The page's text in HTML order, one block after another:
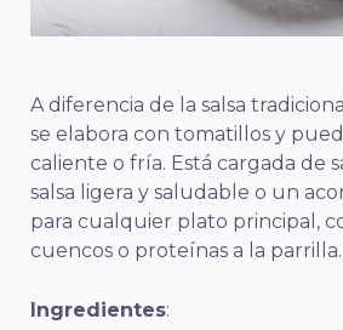
A diferencia de la salsa
se elabora con tomatillos y
caliente o fría. Está cargada de
salsa ligera y saludable o un
para cualquier plato principal,
cuencos o proteínas a la parrilla.
Ingredientes: